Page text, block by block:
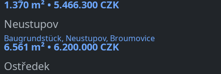
1.370 m² • 5.466.300 CZK
Neustupov
Baugrundstück, Neustupov, Broumovice
6.561 m² • 6.200.000 CZK
Ostředek